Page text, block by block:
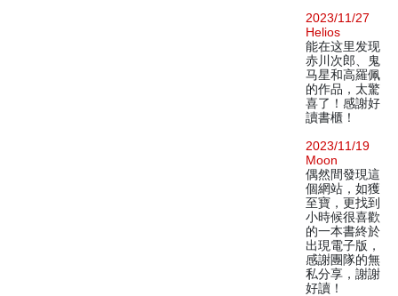
2023/11/27
Helios
能在这里发现
赤川次郎、鬼
马星和高羅佩
的作品，太驚
喜了！感謝好
讀書櫃！
2023/11/19
Moon
偶然間發現這
個網站，如獲
至寶，更找到
小時候很喜歡
的一本書終於
出現電子版，
感謝團隊的無
私分享，謝謝
好讀！